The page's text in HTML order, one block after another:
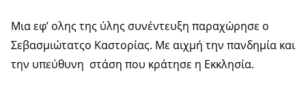
Μια εφ’ ολης της ύλης συνέντευξη παραχώρησε ο
Σεβασμιώτατςο Καστορίας. Με αιχμή την πανδημία και
την υπεύθυνη στάση που κράτησε η Εκκλησία.